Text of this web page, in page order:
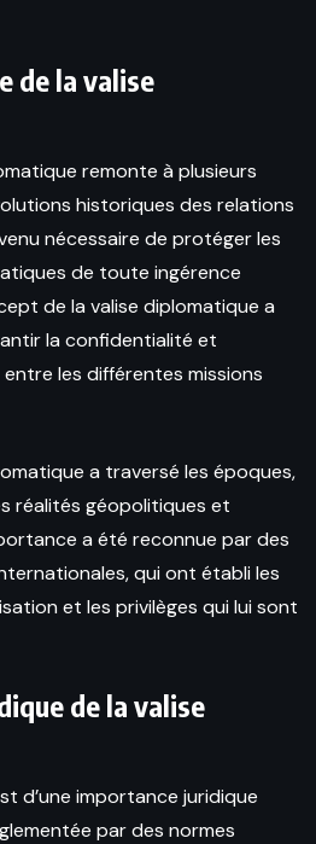
de la valise
remonte à plusieurs
historiques des relations
nécessaire de protéger les
de toute ingérence
de la valise diplomatique a
la confidentialité et
les différentes missions
a traversé les époques,
réalités géopolitiques et
a été reconnue par des
qui ont établi les
et les privilèges qui lui sont
de la valise
d’une importance juridique
par des normes